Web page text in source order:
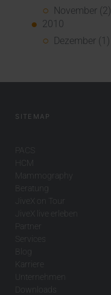
November (2)
2010
Dezember (1)
SITEMAP
PACS
HCM
Mammography
Beratung
JiveX on Tour
JiveX live erleben
Partner
Services
Blog
Karriere
Unternehmen
Downloads